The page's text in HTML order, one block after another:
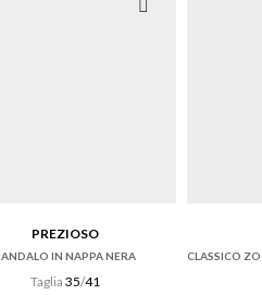
PREZIOSO
IN NAPPA NERA
Taglia 35/41